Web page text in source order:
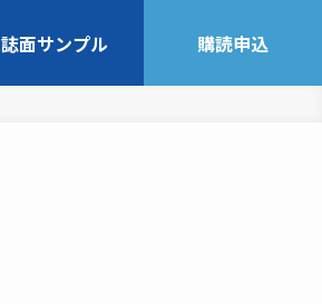
誌面サンプル 購読申込